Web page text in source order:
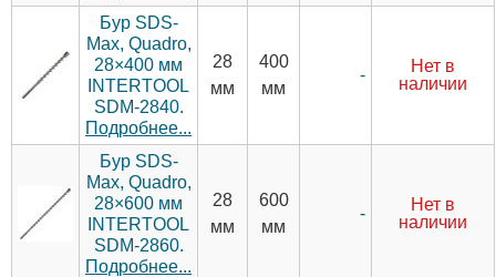
Бур SDS-
Max, Quadro,
28×400 мм
INTERTOOL
SDM-2840.
Подробнее...
28
мм
400
мм
-
Нет в
наличии
Бур SDS-
Max, Quadro,
28×600 мм
INTERTOOL
SDM-2860.
Подробнее...
28
мм
600
мм
-
Нет в
наличии